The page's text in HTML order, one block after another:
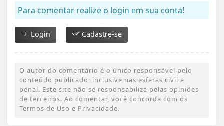
Para comentar realize o login em sua conta!
Login Cadastre-se
O autor do comentário é o único responsável pelo
conteúdo publicado, inclusive nas esferas civil e
penal. Este site não se responsabiliza pelas opiniões
de terceiros. Ao comentar, você concorda com os
Termos de Uso e Privacidade.